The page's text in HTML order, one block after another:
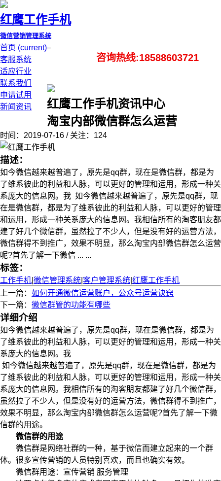
红鹰工作手机
微信营销管理系统
首页 (current)
客服系统
适应行业
联系我们
申请试用
新闻资讯
咨询热线:18588603721
红鹰工作手机资讯中心
淘宝内部微信群怎么运营
时间：2019-07-16 / 关注：124
描述：
如今微信越来越普遍了，原先是qq群，现在是微信群，都是为
了维系彼此的利益和人脉，可以更好的管理和运用，形成一种关
系庞大的信息网。我 如今微信越来越普遍了，原先是qq群，现
在是微信群，都是为了维系彼此的利益和人脉，可以更好的管理
和运用，形成一种关系庞大的信息网。我相信所有的淘客朋友都
建了好几个微信群，虽然拉了不少人，但是没有好的运营方法，
微信群得不到推广，效果不明显，那么淘宝内部微信群怎么运营
呢?首先了解一下微信 ... ...
标签：
工作手机 微信管理系统 客户管理系统 红鹰工作手机
上一篇： 如何开通微信运营账户，公众号运营诀窍
下一篇： 微信群管的功能有哪些
详细介绍
如今微信越来越普遍了，原先是qq群，现在是微信群，都是为
了维系彼此的利益和人脉，可以更好的管理和运用，形成一种关
系庞大的信息网。我
如今微信越来越普遍了，原先是qq群，现在是微信群，都是为
了维系彼此的利益和人脉，可以更好的管理和运用，形成一种关
系庞大的信息网。我相信所有的淘客朋友都建了好几个微信群，
虽然拉了不少人，但是没有好的运营方法，微信群得不到推广，
效果不明显，那么淘宝内部微信群怎么运营呢?首先了解一下微
信群的用途。
微信群的用途
微信群是网络社群的一种，基于微信而建立起来的一个群
体。很多宣传营销的人员特别喜欢，而且也确实有效。
微信群用途：宣传营销 服务管理